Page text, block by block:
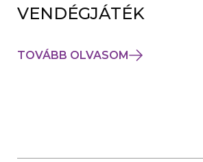
VENDÉGJÁTÉK
TOVÁBB OLVASOM